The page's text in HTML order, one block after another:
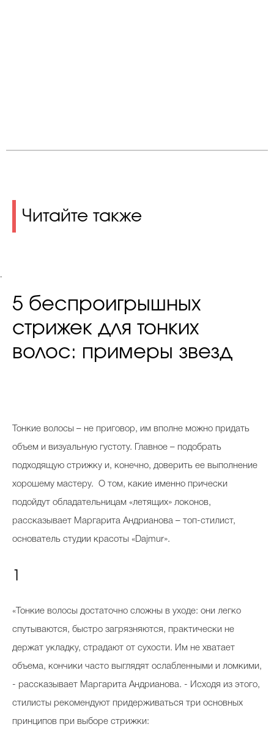
Читайте также
.
5 беспроигрышных
стрижек для тонких
волос: примеры звезд
онкие волосы – не приговор, им вполне можно придать
объем и визуальную густоту. Главное – подобрать
подходящую стрижку и, конечно, доверить ее выполнение
хорошему мастеру. О том, какие именно прически
подойдут обладательницам «летящих» локонов,
рассказывает Маргарита Андрианова – топ-стилист,
основатель студии красоты «Dajmur».
«Тонкие волосы достаточно сложны в уходе: они легко
спутываются, быстро загрязняются, практически не
держат укладку, страдают от сухости. Им не хватает
объема, кончики часто выглядят ослабленными и ломкими,
- рассказывает Маргарита Андрианова. - Исходя из этого,
стилисты рекомендуют придерживаться три основных
принципов при выборе стрижки: